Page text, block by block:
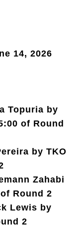
14, 2026
Topuria by
of Round
by TKO
Zahabi
Round 2
Lewis by
2